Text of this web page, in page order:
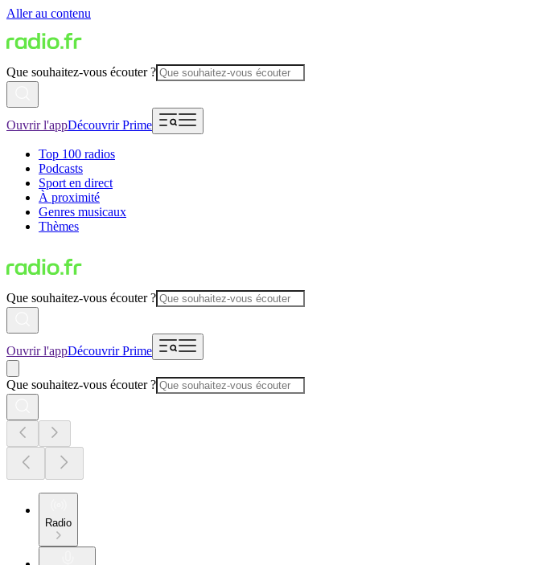
Aller au contenu
Que souhaitez-vous écouter ?
Ouvrir l'appDécouvrir Prime
Top 100 radios
Podcasts
Sport en direct
À proximité
Genres musicaux
Thèmes
Que souhaitez-vous écouter ?
Ouvrir l'appDécouvrir Prime
Que souhaitez-vous écouter ?
Radio